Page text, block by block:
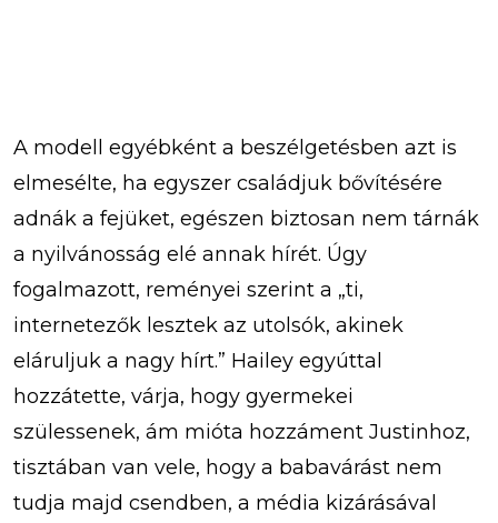
A modell egyébként a beszélgetésben azt is
elmesélte, ha egyszer családjuk bővítésére
adnák a fejüket, egészen biztosan nem tárnák
a nyilvánosság elé annak hírét. Úgy
fogalmazott, reményei szerint a „ti,
internetezők lesztek az utolsók, akinek
eláruljuk a nagy hírt.” Hailey egyúttal
hozzátette, várja, hogy gyermekei
szülessenek, ám mióta hozzáment Justinhoz,
tisztában van vele, hogy a babavárást nem
tudja majd csendben, a média kizárásával